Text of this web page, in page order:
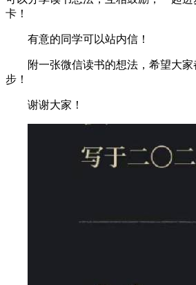
卡！
有意的同学可以站内信！
附一张微信读书的想法，希望大
步！
谢谢大家！